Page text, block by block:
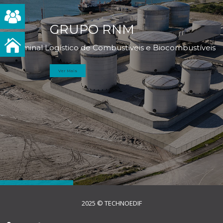
GRUPO RNM
Ver Mais
Terminal Logístico de Combustíveis e Biocombustíveis
2025 © TECHNOEDIF